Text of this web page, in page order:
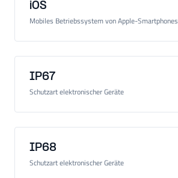
iOS
Mobiles Betriebssystem von Apple-Smartphones
IP67
Schutzart elektronischer Geräte
IP68
Schutzart elektronischer Geräte